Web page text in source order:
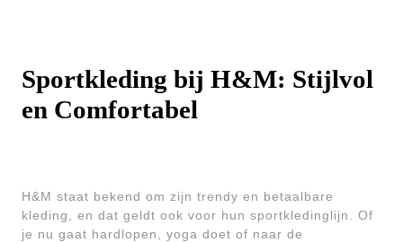
Sportkleding bij H&M: Stijlvol
en Comfortabel
H&M staat bekend om zijn trendy en betaalbare
kleding, en dat geldt ook voor hun sportkledinglijn. Of
je nu gaat hardlopen, yoga doet of naar de